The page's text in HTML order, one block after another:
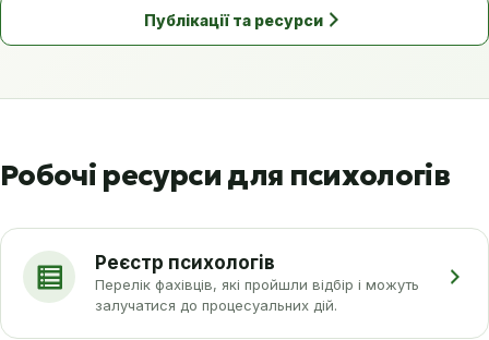
Публікації та ресурси
Робочі ресурси для психологів
Реєстр психологів
Перелік фахівців, які пройшли відбір і можуть
залучатися до процесуальних дій.